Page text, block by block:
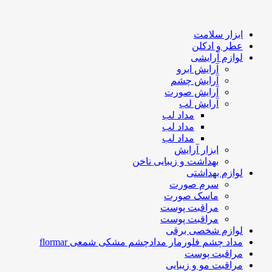
ابزار سلامت
عطر و ادکلن
لوازم آرایشی
آرایش ابرو
آرایش چشم
آرایش صورت
آرایش لب
مداد لب
مداد لب
مداد لب
ابزار آرایش
بهداشت و زیبایی ناخن
لوازم بهداشتی
سرم صورت
ماسک صورت
مراقبت پوست
مراقبت پوست
لوازم شخصی برقی
مداد چشم فلورمار مدادچشم مشکی شمعی flormar
مراقبت پوست
مراقبت مو و زیبایی